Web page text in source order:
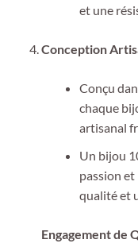
et une
Conception
Conçu
chaque
artisanal
Un bijou
passion
qualité et
Engagement de